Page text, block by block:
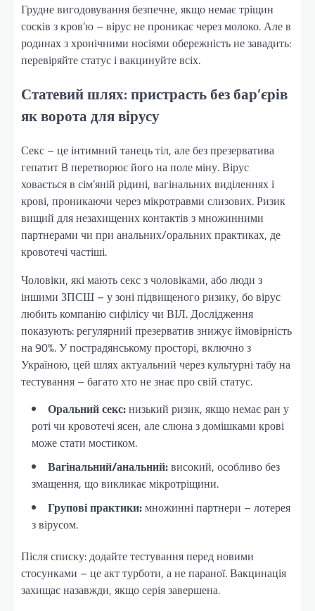
Грудне вигодовування безпечне, якщо немає тріщин
сосків з кров’ю – вірус не проникає через молоко. Але в
родинах з хронічними носіями обережність не завадить:
перевіряйте статус і вакцинуйте всіх.
Статевий шлях: пристрасть без бар’єрів
як ворота для вірусу
Секс – це інтимний танець тіл, але без презерватива
гепатит B перетворює його на поле міну. Вірус
ховається в сім’яній рідині, вагінальних виділеннях і
крові, проникаючи через мікротравми слизових. Ризик
вищий для незахищених контактів з множинними
партнерами чи при анальних/оральних практиках, де
кровотечі частіші.
Чоловіки, які мають секс з чоловіками, або люди з
іншими ЗПСШ – у зоні підвищеного ризику, бо вірус
любить компанію сифілісу чи ВІЛ. Дослідження
показують: регулярний презерватив знижує ймовірність
на 90%. У пострадянському просторі, включно з
Україною, цей шлях актуальний через культурні табу на
тестування – багато хто не знає про свій статус.
Оральний секс:низький ризик, якщо немає ран у
роті чи кровотечі ясен, але слюна з домішками крові
може стати мостиком.
Вагінальний/анальний:високий, особливо без
змащення, що викликає мікротріщини.
Групові практики:множинні партнери – лотерея
з вірусом.
Після списку: додайте тестування перед новими
стосунками – це акт турботи, а не параної. Вакцинація
захищає назавжди, якщо серія завершена.